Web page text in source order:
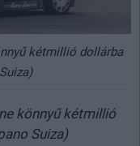
kétmillió dollárba
könnyű kétmillió
Suiza)